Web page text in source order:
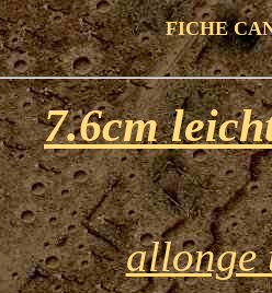
FICHE
7.6cm
allonge